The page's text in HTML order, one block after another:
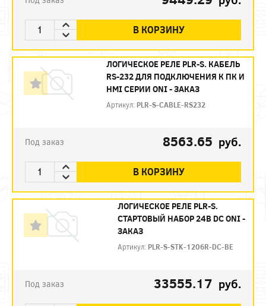
В КОРЗИНУ
ЛОГИЧЕСКОЕ РЕЛЕ PLR-S. КАБЕЛЬ
RS-232 ДЛЯ ПОДКЛЮЧЕНИЯ К ПК И
HMI СЕРИИ ONI - ЗАКАЗ
Артикул: PLR-S-CABLE-RS232
Под заказ 8563.65 руб.
В КОРЗИНУ
ЛОГИЧЕСКОЕ РЕЛЕ PLR-S.
СТАРТОВЫЙ НАБОР 24В DC ONI -
ЗАКАЗ
Артикул: PLR-S-STK-1206R-DC-BE
Под заказ 33555.17 руб.